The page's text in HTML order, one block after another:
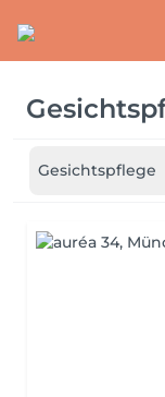
Gesichtspflege